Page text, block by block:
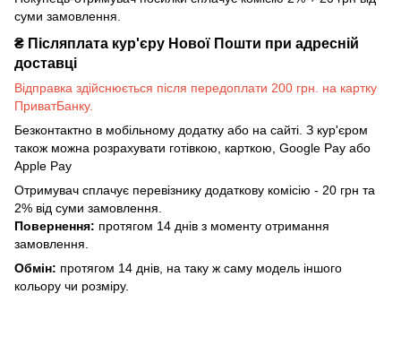
суми замовлення.
₴ Післяплата кур'єру Нової Пошти при адресній
доставці
Відправка здійснюється після передоплати 200 грн. на картку
ПриватБанку.
Безконтактно в мобільному додатку або на сайті. З кур'єром
також можна розрахувати готівкою, карткою, Google Pay або
Apple Pay
Отримувач сплачує перевізнику додаткову комісію - 20 грн та
2% від суми замовлення.
Повернення: протягом 14 днів з моменту отримання
замовлення.
Обмін: протягом 14 днів, на таку ж саму модель іншого
кольору чи розміру.